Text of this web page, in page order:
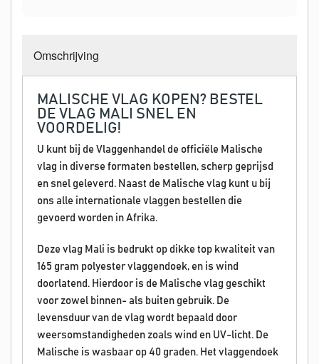
Omschrijving
MALISCHE VLAG KOPEN? BESTEL
DE VLAG MALI SNEL EN
VOORDELIG!
U kunt bij de Vlaggenhandel de officiële Malische
vlag in diverse formaten bestellen, scherp geprijsd
en snel geleverd. Naast de Malische vlag kunt u bij
ons alle internationale vlaggen bestellen die
gevoerd worden in Afrika.
Deze vlag Mali is bedrukt op dikke top kwaliteit van
165 gram polyester vlaggendoek, en is wind
doorlatend. Hierdoor is de Malische vlag geschikt
voor zowel binnen- als buiten gebruik. De
levensduur van de vlag wordt bepaald door
weersomstandigheden zoals wind en UV-licht. De
Malische is wasbaar op 40 graden. Het vlaggendoek